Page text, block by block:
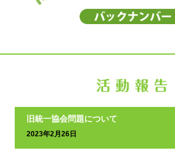
旧統一協会問題について
2023年2月26日